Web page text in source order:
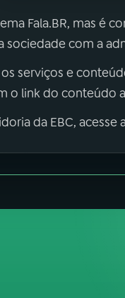
Fala.BR, mas é
com a
serviços e
o link do conteúdo
da EBC,